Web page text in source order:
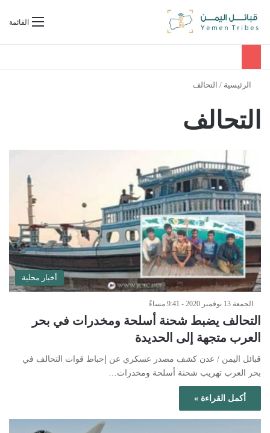
القائمةبحث عن
الرئيسية / التحالف
التحالف
أخبار محلية
الجمعة 13 نوفمبر 2020 - 9:41 مساءً
التحالف يضبط شحنة أسلحة ومخدرات في بحر
العرب متجهة إلى الحديدة
قبائل اليمن / عدن كشف مصدر عسكري عن إحباط قوات التحالف في
بحر العرب تهريب شحنة أسلحة ومخدرات…
أكمل القراءة »